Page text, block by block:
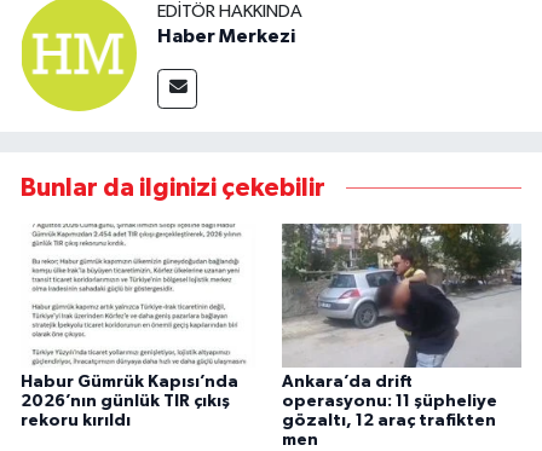
EDITÖR HAKKINDA
Haber Merkezi
Bunlar da ilginizi çekebilir
Habur Gümrük Kapısı’nda
2026’nın günlük TIR çıkış
rekoru kırıldı
Ankara’da drift
operasyonu: 11 şüpheliye
gözaltı, 12 araç trafikten
men